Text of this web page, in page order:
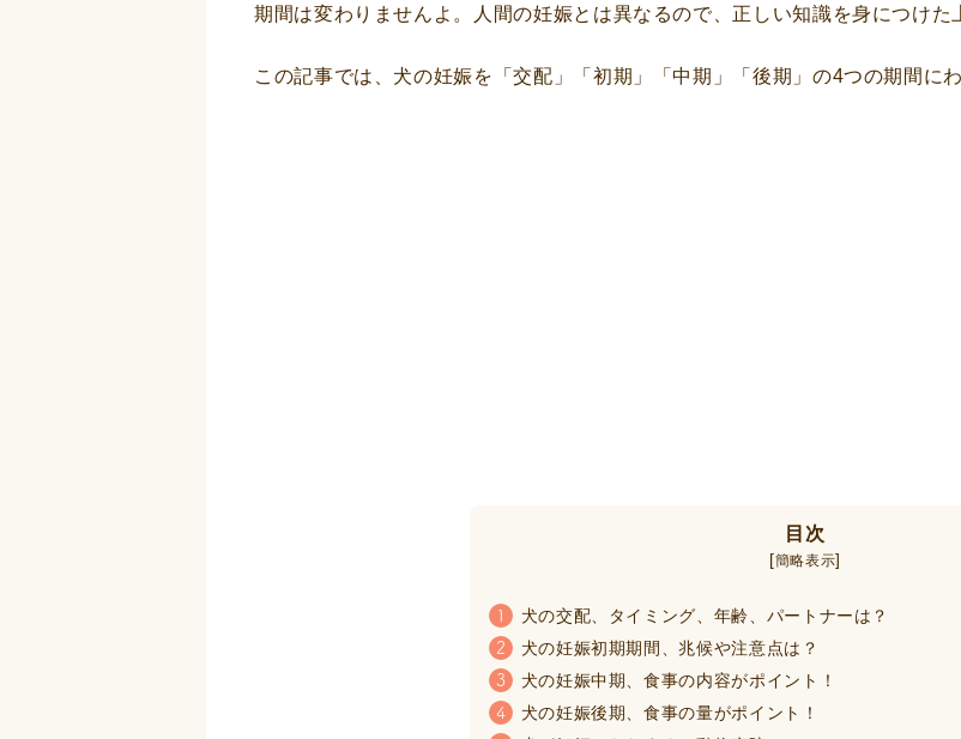
期間は変わりませんよ。人間の妊娠とは異なるので、正しい知識を身につけた
この記事では、犬の妊娠を「交配」「初期」「中期」「後期」の4つの期間に
目次
[簡略表示]
1 犬の交配、タイミング、年齢、パートナーは？
2 犬の妊娠初期期間、兆候や注意点は？
3 犬の妊娠中期、食事の内容がポイント！
4 犬の妊娠後期、食事の量がポイント！